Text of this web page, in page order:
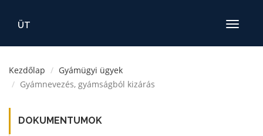
Toggle
ÜT
Kezdőlap
Gyámügyi ügyek
Gyámnevezés, gyámságból kizárás
DOKUMENTUMOK